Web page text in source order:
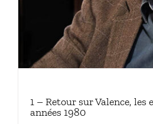
1 – Retour sur Valence, les
années 1980